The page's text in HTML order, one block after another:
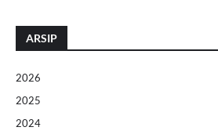
ARSIP
2026
2025
2024